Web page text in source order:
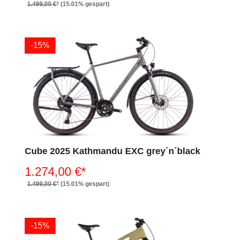
1.499,00 €* (15.01% gespart)
-15%
Cube 2025 Kathmandu EXC grey´n´black
1.274,00 €*
1.499,00 €* (15.01% gespart)
-15%